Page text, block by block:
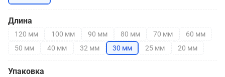
Длина
120 мм 100 мм 90 мм 80 мм 70 мм
60 мм
50 мм
40 мм 32 мм 30 мм 25 мм 20 мм
Упаковка